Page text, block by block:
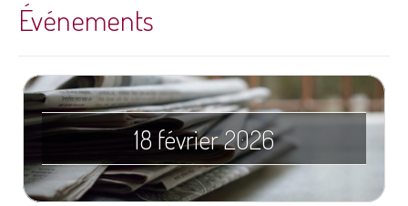
Événements
18 février 2026